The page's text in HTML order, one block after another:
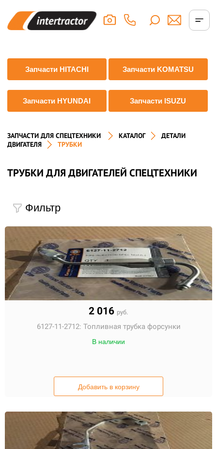
Запчасти HITACHI Запчасти KOMATSU
Запчасти HYUNDAI Запчасти ISUZU
ЗАПЧАСТИ ДЛЯ СПЕЦТЕХНИКИ КАТАЛОГ
ДЕТАЛИ
ДВИГАТЕЛЯ
ТРУБКИ
ТРУБКИ ДЛЯ ДВИГАТЕЛЕЙ СПЕЦТЕХНИКИ
Фильтр
2 016 руб.
6127-11-2712: Топливная трубка форсунки
В наличии
Добавить в корзину